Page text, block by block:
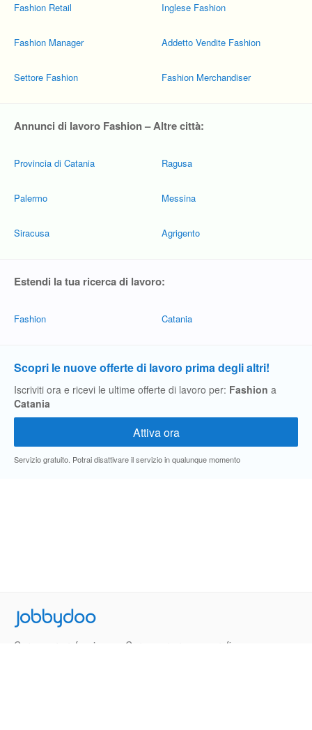
Fashion Retail
Fashion Manager
Settore Fashion
Inglese Fashion
Addetto Vendite Fashion
Fashion Merchandiser
Annunci di lavoro Fashion – Altre città:
Provincia di Catania
Palermo
Siracusa
Ragusa
Messina
Agrigento
Estendi la tua ricerca di lavoro:
Fashion Catania
Scopri le nuove offerte di lavoro prima degli altri!
Iscriviti ora e ricevi le ultime offerte di lavoro per: Fashion a
Catania
Servizio gratuito. Potrai disattivare il servizio in qualunque momento
Jobbydoo
Cerca per professione
Cerca per area geografica